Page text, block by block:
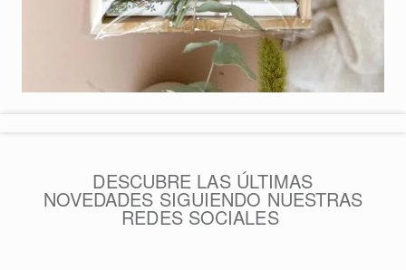
DESCUBRE LAS ÚLTIMAS
NOVEDADES SIGUIENDO NUESTRAS
REDES SOCIALES